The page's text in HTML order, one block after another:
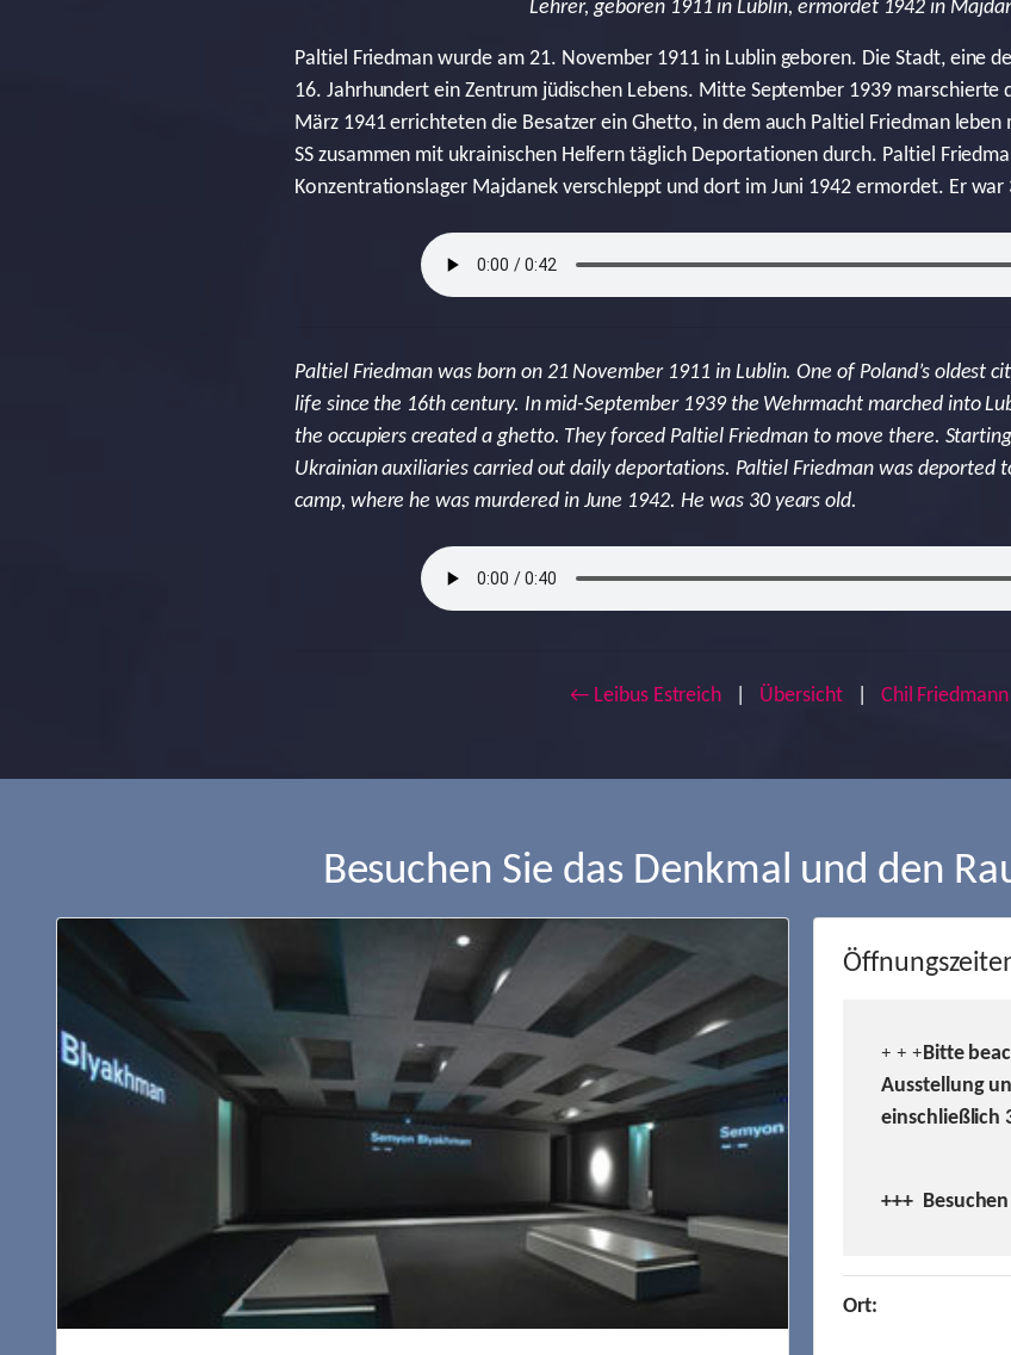
Lehrer, geboren 1911 in Lublin, ermordet 1942 in
Paltiel Friedman wurde am 21. November 1911 in Lublin geboren. Die Stadt, eine
16. Jahrhundert ein Zentrum jüdischen Lebens. Mitte September 1939 marschierte
März 1941 errichteten die Besatzer ein Ghetto, in dem auch Paltiel Friedman
SS zusammen mit ukrainischen Helfern täglich Deportationen durch. Paltiel
Konzentrationslager Majdanek verschleppt und dort im Juni 1942 ermordet. Er war
Paltiel Friedman was born on 21 November 1911 in Lublin. One of Poland’s oldest
life since the 16th century. In mid-September 1939 the Wehrmacht marched into
the occupiers created a ghetto. They forced Paltiel Friedman to move there.
Ukrainian auxiliaries carried out daily deportations. Paltiel Friedman was deported
camp, where he was murdered in June 1942. He was 30 years old.
← Leibus Estreich Übersicht Chil
Besuchen Sie das Denkmal und den
+ + +Bitte
Ausstellung
einschließlich
+++ Besuchen
Ort: